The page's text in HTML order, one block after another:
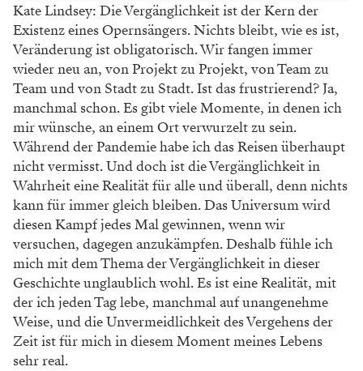
Kate Lindsey: Die Vergänglichkeit ist der Kern der
Existenz eines Opernsängers. Nichts bleibt, wie es ist,
Veränderung ist obligatorisch. Wir fangen immer
wieder neu an, von Projekt zu Projekt, von Team zu
Team und von Stadt zu Stadt. Ist das frustrierend? Ja,
manchmal schon. Es gibt viele Momente, in denen ich
mir wünsche, an einem Ort verwurzelt zu sein.
Während der Pandemie habe ich das Reisen überhaupt
nicht vermisst. Und doch ist die Vergänglichkeit in
Wahrheit eine Realität für alle und überall, denn nichts
kann für immer gleich bleiben. Das Universum wird
diesen Kampf jedes Mal gewinnen, wenn wir
versuchen, dagegen anzukämpfen. Deshalb fühle ich
mich mit dem Thema der Vergänglichkeit in dieser
Geschichte unglaublich wohl. Es ist eine Realität, mit
der ich jeden Tag lebe, manchmal auf unangenehme
Weise, und die Unvermeidlichkeit des Vergehens der
Zeit ist für mich in diesem Moment meines Lebens
sehr real.